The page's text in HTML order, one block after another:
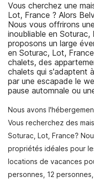
Vous cherchez une
Lot, France ? Alors
Nous vous offrirons
inoubliable en Soturac,
proposons un large
en Soturac, Lot,
chalets, des
chalets qui s'adaptent
par une escapade le
pause automnale ou
Nous avons
Vous recherchez des
Soturac, Lot, France?
propriétés idéales pour
locations de vacances
personnes, 12